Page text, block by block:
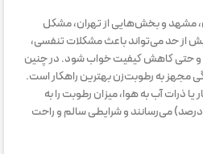
مشهد و بخش‌هایی از تهران، مشکل
حد می‌تواند باعث مشکلات تنفسی،
کاهش کیفیت خواب شود. در چنین
مجهز به رطوبت‌زن بهترین راهکار است.
ذرات آب به هوا، میزان رطوبت را به
سطح استاندارد (حدود ۴۰ تا ۶۰ درصد) می‌رسانند و شرایطی سالم و راحت